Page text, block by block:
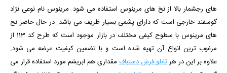
های رجشمار بالا از نخ های مرینوس استفاده می شود. مرینوس نام نوعی نژاد
گوسفند خارجی است که دارای پشمی بسیار ظریف می باشد. در حال حاضر نخ
های مرینوس با سطوح کیفی مختلف در بازار موجود است که طرح کد 113 از
مرغوب ترین انواع آن تهیه شده است و با تضمین کیفیت عرضه می شود.
علاوه بر این در هرتابلو فرش دستباف مقداری هم ابریشم مورد استفاده قرار می